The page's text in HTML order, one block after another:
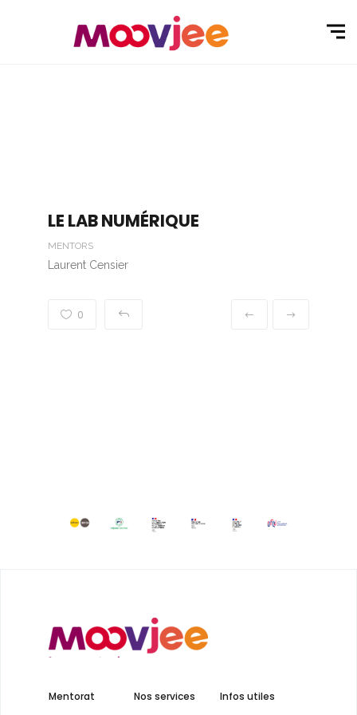
LE LAB NUMÉRIQUE
MENTORS
Laurent Censier
0
Mentorat Nos services Infos utiles